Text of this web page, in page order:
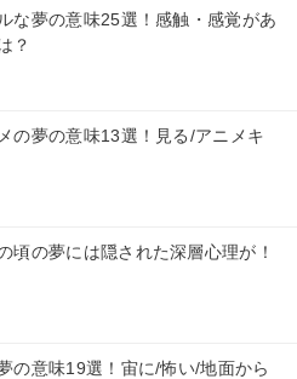
な夢の意味25選！感触・感覚があ
？
の夢の意味13選！見る/アニメキ
頃の夢には隠された深層心理が！
の意味19選！宙に/怖い/地面から